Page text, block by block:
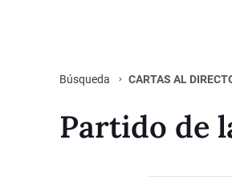
Búsqueda CARTAS AL
Partido de